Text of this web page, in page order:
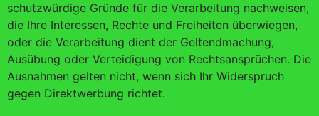
schutzwürdige Gründe für die Verarbeitung nachweisen,
die Ihre Interessen, Rechte und Freiheiten überwiegen,
oder die Verarbeitung dient der Geltendmachung,
Ausübung oder Verteidigung von Rechtsansprüchen. Die
Ausnahmen gelten nicht, wenn sich Ihr Widerspruch
gegen Direktwerbung richtet.